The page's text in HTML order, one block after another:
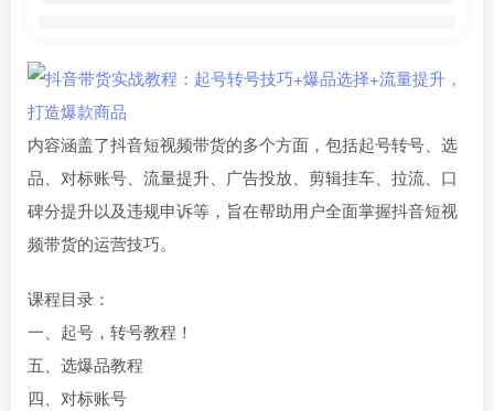
内容涵盖了抖音短视频带货的多个方面，包括起号转号、选
品、对标账号、流量提升、广告投放、剪辑挂车、拉流、口
碑分提升以及违规申诉等，旨在帮助用户全面掌握抖音短视
频带货的运营技巧。
课程目录：
一、起号，转号教程！
五、选爆品教程
四、对标账号